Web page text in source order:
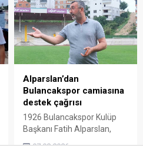
nitelendirdi. Artışın yıllık
enflasyonun altında kaldığını
belirten Şenyürek, kararın
üreticiyi değil tekelleri
koruduğunu savundu.
Alparslan’dan
Bulancakspor camiasına
destek çağrısı
1926 Bulancakspor Kulüp
Başkanı Fatih Alparslan,